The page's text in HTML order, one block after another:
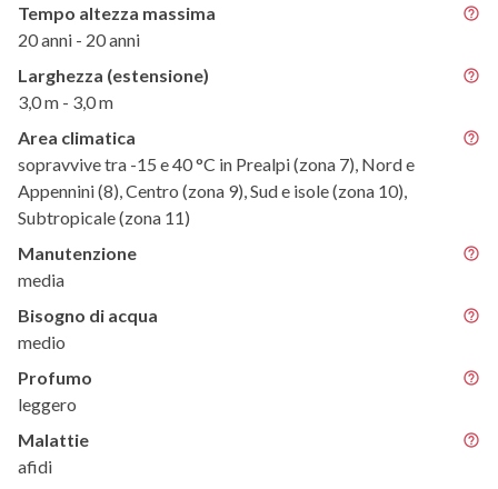
Tempo altezza massima
20 anni - 20 anni
Larghezza (estensione)
3,0 m - 3,0 m
Area climatica
sopravvive tra -15 e 40 °C in Prealpi (zona 7), Nord e
Appennini (8), Centro (zona 9), Sud e isole (zona 10),
Subtropicale (zona 11)
Manutenzione
media
Bisogno di acqua
medio
Profumo
leggero
Malattie
afidi